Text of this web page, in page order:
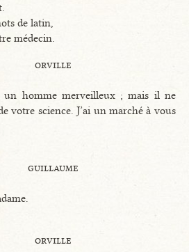
de latin,
médecin.
orville
un homme merveilleux ; mais il ne
votre science. J’ai un marché à vous
guillaume
orville